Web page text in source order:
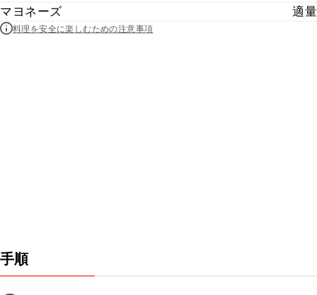
マヨネーズ
適量
料理を安全に楽しむための注意事項
手順